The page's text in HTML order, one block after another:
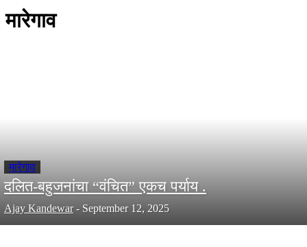
मारेगाव
मारेगाव
दलित-बहुजनांचा “वंचित” एकच पर्याय .
Ajay Kandewar - September 12, 2025